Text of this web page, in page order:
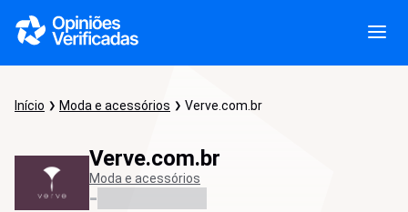
Início Moda e acessórios Verve.com.br
Verve.com.br
Moda e acessórios
-